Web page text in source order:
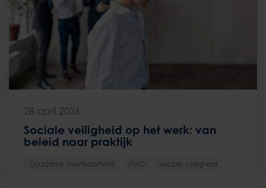
28 april 2026
Sociale veiligheid op het werk: van
beleid naar praktijk
Duurzame Inzetbaarheid PMO sociale veiligheid